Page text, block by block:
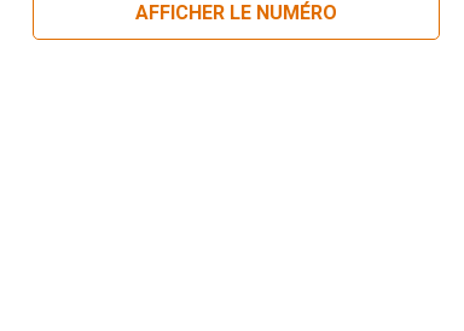
AFFICHER LE NUMÉRO